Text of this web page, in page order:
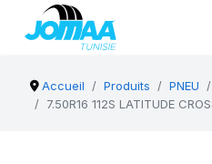
Accueil Produits PNEU
7.50R16 112S LATITUDE